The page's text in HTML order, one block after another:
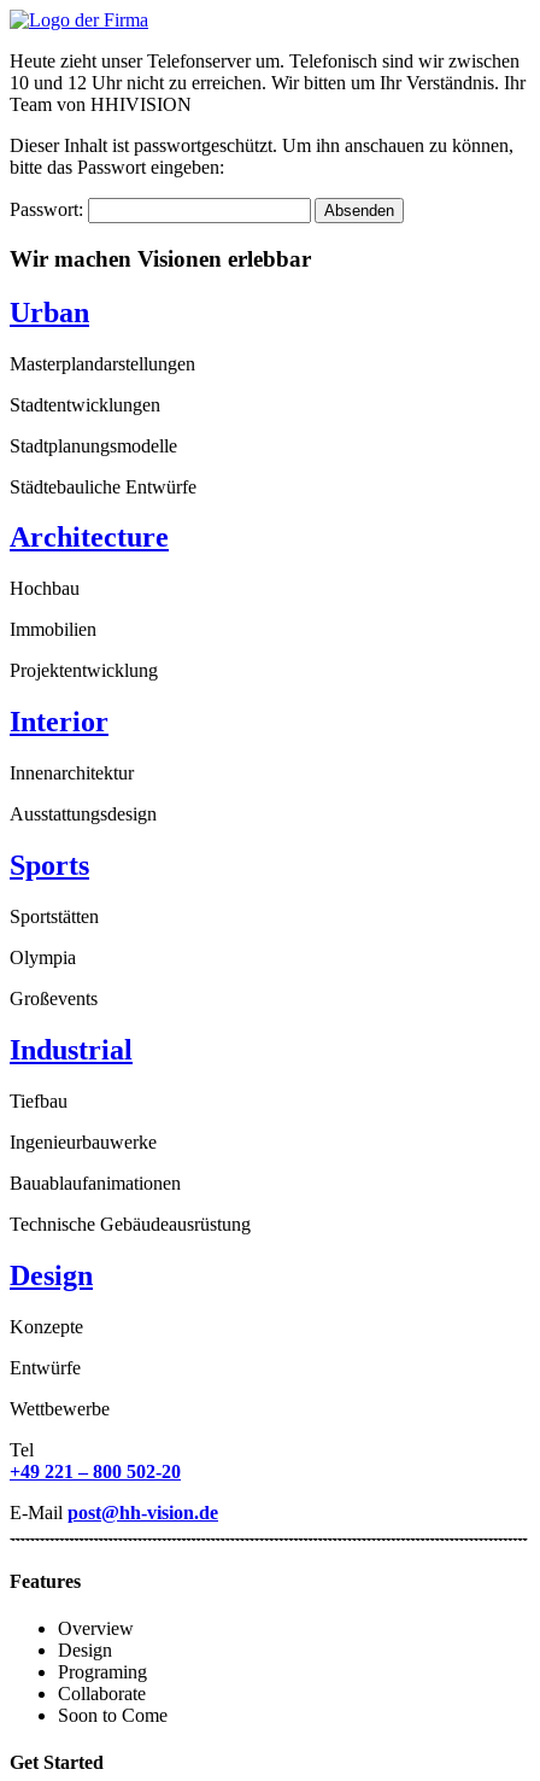
Zum
wechseln
Heute zieht unser Telefonserver um. Telefonisch sind wir zwischen
10 und 12 Uhr nicht zu erreichen. Wir bitten um Ihr Verständnis. Ihr
Team von HHIVISION
Dieser Inhalt ist passwortgeschützt. Um ihn anschauen zu können,
bitte das Passwort eingeben:
Passwort:
Wir machen Visionen erlebbar
Urban
Masterplandarstellungen
Stadtentwicklungen
Stadtplanungsmodelle
Städtebauliche Entwürfe
Architecture
Hochbau
Immobilien
Projektentwicklung
Interior
Innenarchitektur
Ausstattungsdesign
Sports
Sportstätten
Olympia
Großevents
Industrial
Tiefbau
Ingenieurbauwerke
Bauablaufanimationen
Technische Gebäudeausrüstung
Design
Konzepte
Entwürfe
Wettbewerbe
Tel
+49 221 – 800 502-20
E-Mail post@hh-vision.de
Features
Overview
Design
Programing
Collaborate
Soon to Come
Get Started